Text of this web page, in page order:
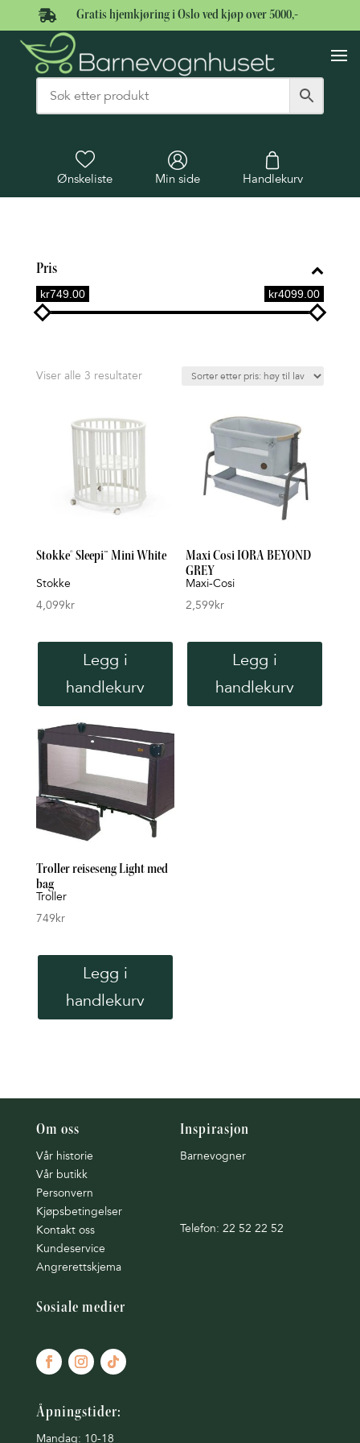
 Gratis hjemkjøring i Oslo ved kjøp over 5000,-
Ønskeliste Min side Handlekurv
Pris
kr749.00 kr4099.00
Viser alle 3 resultaterSortet
Høy
Stokke® Sleepi™ Mini White
Stokke
4,099kr
Legg i
handlekurv
Maxi Cosi IORA BEYOND
GREY
Maxi-Cosi
2,599kr
Legg i
handlekurv
Troller reiseseng Light med
bag
Troller
749kr
Legg i
handlekurv
Om oss
Vår historie
Vår butikk
Personvern
Kjøpsbetingelser
Kontakt oss
Kundeservice
Angrerettskjema
Inspirasjon
Barnevogner
Telefon: 22 52 22 52
Sosiale medier
Åpningstider:
Mandag: 10-18